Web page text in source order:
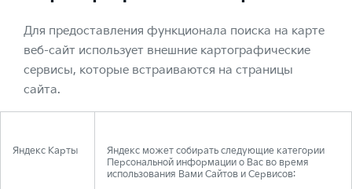
Для предоставления функционала поиска на карте
веб-сайт использует внешние картографические
сервисы, которые встраиваются на страницы
сайта.
Яндекс Карты
Яндекс может собирать следующие категории
Персональной информации о Вас во время
использования Вами Сайтов и Сервисов: